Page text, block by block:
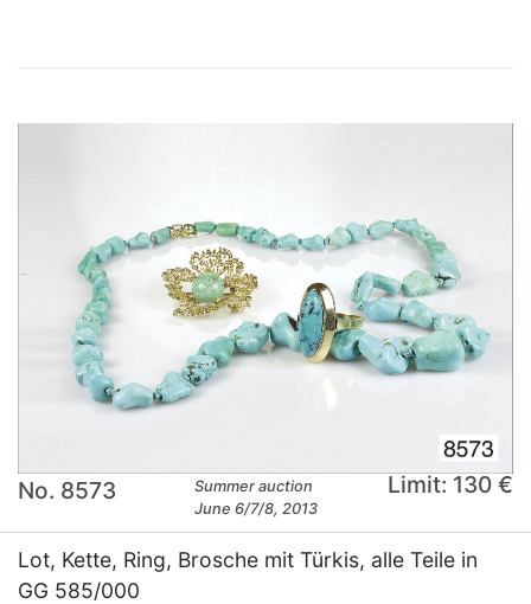
No. 8573
Summer auction
June 6/7/8, 2013
Limit: 130 €
Lot, Kette, Ring, Brosche mit Türkis, alle Teile in
GG 585/000